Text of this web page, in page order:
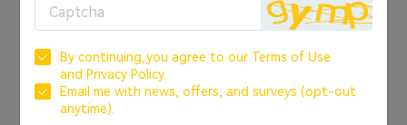
Anmelden über Google
Anmelden über Facebook
Passwort vergessen?
By continuing,you agree to our Terms of Use
and Privacy Policy.
Email me with news, offers, and surveys (opt-out
anytime).